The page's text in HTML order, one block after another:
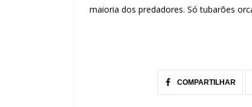
maioria dos predadores. Só tubarões
COMPARTILHAR